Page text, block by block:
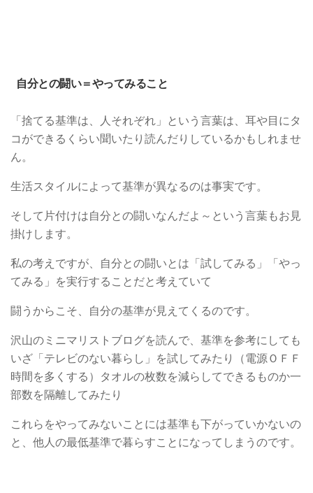
自分との闘い＝やってみること
「捨てる基準は、人それぞれ」という言葉は、耳や目にタ
コができるくらい聞いたり読んだりしているかもしれませ
ん。
生活スタイルによって基準が異なるのは事実です。
そして片付けは自分との闘いなんだよ～という言葉もお見
掛けします。
私の考えですが、自分との闘いとは「試してみる」「やっ
てみる」を実行することだと考えていて
闘うからこそ、自分の基準が見えてくるのです。
沢山のミニマリストブログを読んで、基準を参考にしても
いざ「テレビのない暮らし」を試してみたり（電源ＯＦＦ
時間を多くする）タオルの枚数を減らしてできるものか一
部数を隔離してみたり
これらをやってみないことには基準も下がっていかないの
と、他人の最低基準で暮らすことになってしまうのです。